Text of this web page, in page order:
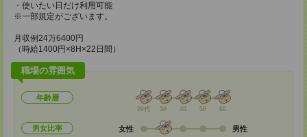
・使いたい日だけ利用可能
※一部規定がございます。
月収例24万6400円
（時給1400円×8H×22日間）
職場の雰囲気
年齢層
20代 30 40 50 60
男女比率 女性 男性